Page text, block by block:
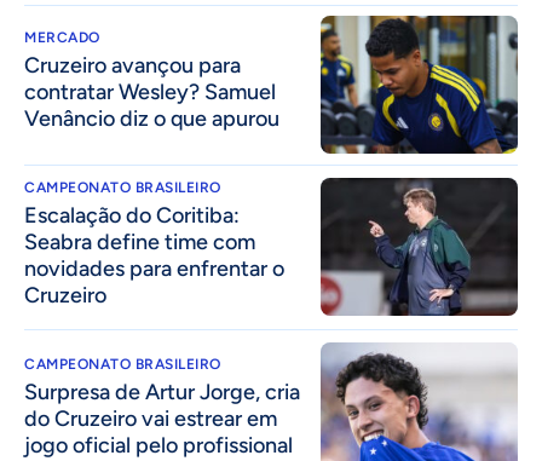
MERCADO
Cruzeiro avançou para
contratar Wesley? Samuel
Venâncio diz o que apurou
CAMPEONATO BRASILEIRO
Escalação do Coritiba:
Seabra define time com
novidades para enfrentar o
Cruzeiro
CAMPEONATO BRASILEIRO
Surpresa de Artur Jorge, cria
do Cruzeiro vai estrear em
jogo oficial pelo profissional